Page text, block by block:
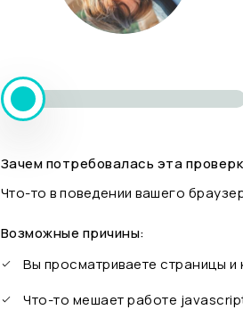
Зачем потребовалась эта
Что-то в поведении вашего
Возможные причины:
Вы просматриваете страницы
Что-то мешает работе